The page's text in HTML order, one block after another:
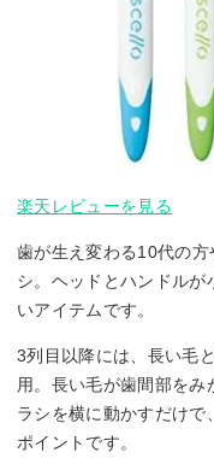
楽天レビューを見る
歯が生え変わる10代の
シ。ヘッドとハンドルが
いアイテムです。
3列目以降には、長い毛
用。長い毛が歯間部を
ラシを横に動かすだけ
ポイントです。